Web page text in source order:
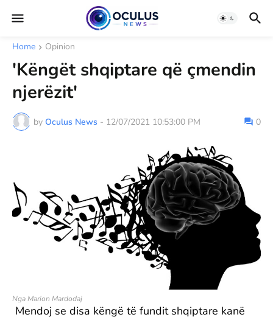
Home Opinion
'Këngët shqiptare që çmendin
njerëzit'
by Oculus News - 12/07/2021 10:53:00 PM 0
Nga Marion Mardodaj
Mendoj se disa këngë të fundit shqiptare kanë